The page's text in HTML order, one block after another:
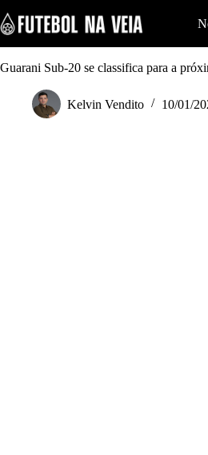
k
i
p
tGuarani Sub-20 se classifica para a
Kelvin Vendito 10/01/